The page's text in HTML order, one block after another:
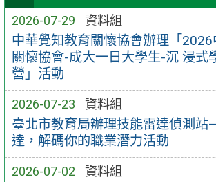
2026-07-29 資料組
中華覺知教育關懷協會辦理「
關懷協會-成大一日大學生-沉 浸式
營」活動
2026-07-23 資料組
臺北市教育局辦理技能雷達偵測站
達，解碼你的職業潛力活動
2026-07-02 資料組